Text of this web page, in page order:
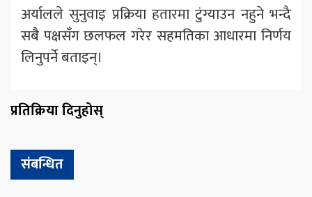
अर्यालले सुनुवाइ प्रक्रिया हतारमा टुंग्याउन नहुने भन्दै
सबै पक्षसँग छलफल गरेर सहमतिका आधारमा निर्णय
लिनुपर्ने बताइन्।
प्रतिक्रिया दिनुहोस्
संबन्धित